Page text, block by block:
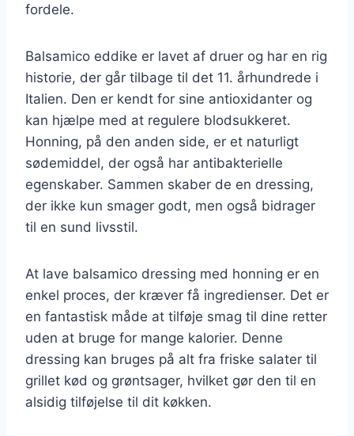
fordele.
Balsamico eddike er lavet af druer og har en rig
historie, der går tilbage til det 11. århundrede i
Italien. Den er kendt for sine antioxidanter og
kan hjælpe med at regulere blodsukkeret.
Honning, på den anden side, er et naturligt
sødemiddel, der også har antibakterielle
egenskaber. Sammen skaber de en dressing,
der ikke kun smager godt, men også bidrager
til en sund livsstil.
At lave balsamico dressing med honning er en
enkel proces, der kræver få ingredienser. Det er
en fantastisk måde at tilføje smag til dine retter
uden at bruge for mange kalorier. Denne
dressing kan bruges på alt fra friske salater til
grillet kød og grøntsager, hvilket gør den til en
alsidig tilføjelse til dit køkken.